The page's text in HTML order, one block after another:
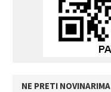
NE PRETI NOVINARIMA